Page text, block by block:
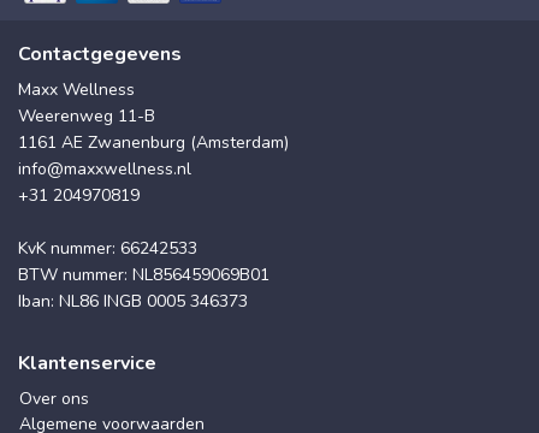
Contactgegevens
Maxx Wellness
Weerenweg 11-B
1161 AE Zwanenburg (Amsterdam)
info@maxxwellness.nl
+31 204970819
KvK nummer: 66242533
BTW nummer: NL856459069B01
Iban: NL86 INGB 0005 346373
Klantenservice
Over ons
Algemene voorwaarden